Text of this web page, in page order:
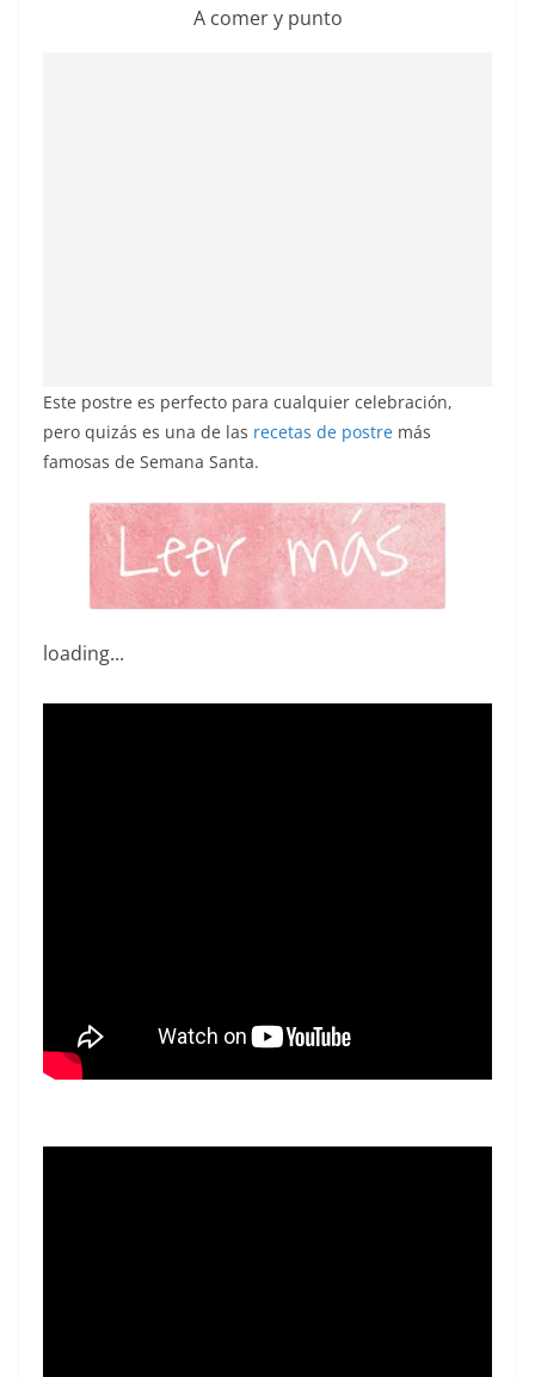
A comer y punto
Este postre es perfecto para cualquier celebración,
pero quizás es una de las recetas de postre más
famosas de Semana Santa.
loading...